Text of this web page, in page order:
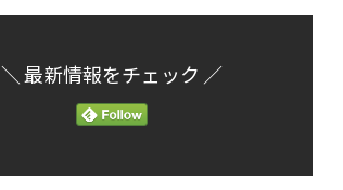
＼ 最新情報をチェック ／